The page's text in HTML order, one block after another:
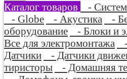
Каталог товаров
-
- Globe
- Акустика
-
оборудование
- Блоки и
Все для электромонтажа
Датчики
- Датчики
тиристоры
- Домашняя